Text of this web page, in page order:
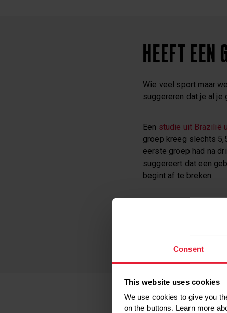
Consent
This website uses cookies
We use cookies to give you
on the buttons. Learn more
HEEFT EEN
Wie veel sport maar
suggereren dat je al je
Een studie uit Brazilië
groep kreeg slechts
eerste groep had na
suggereert dat een
begint af te breken.
hun slaap te beroven